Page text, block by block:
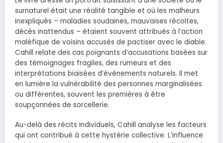
surnaturel était une réalité tangible et où les malheurs
inexpliqués – maladies soudaines, mauvaises récoltes,
décès inattendus – étaient souvent attribués à l’action
maléfique de voisins accusés de pactiser avec le diable.
Cahill relate des cas poignants d’accusations basées sur
des témoignages fragiles, des rumeurs et des
interprétations biaisées d’événements naturels. Il met
en lumière la vulnérabilité des personnes marginalisées
ou différentes, souvent les premières à être
soupçonnées de sorcellerie.
Au-delà des récits individuels, Cahill analyse les facteurs
qui ont contribué à cette hystérie collective. L’influence